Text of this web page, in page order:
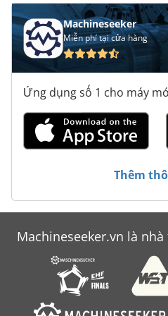
Machineseeker
Miễn phí tại cửa hàng
Ứng dụng số 1 cho máy
Thêm
Machineseeker.vn là